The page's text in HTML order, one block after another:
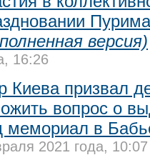
версия)
16:26
Киева призвал
вопрос о
мемориал в
2021 года, 10:07